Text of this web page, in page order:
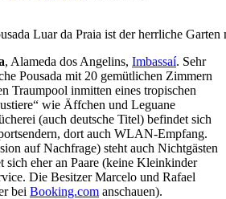
Luar da Praia ist der herrliche
, Alameda dos Angelins, Imbassaí. Sehr
Pousada mit 20 gemütlichen Zimmern
Traumpool inmitten eines tropischen
wie Äffchen und Leguane
(auch deutsche Titel) befindet sich
dort auch WLAN-Empfang.
auf Nachfrage) steht auch Nichtgästen
sich eher an Paare (keine Kleinkinder
Die Besitzer Marcelo und Rafael
bei Booking.com anschauen).